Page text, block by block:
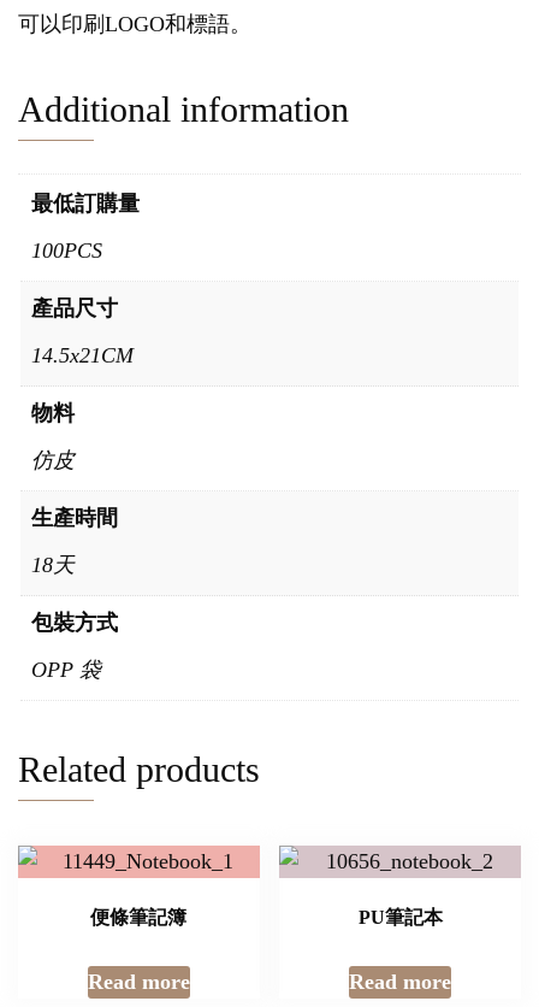
可以印刷LOGO和標語。
Additional information
最低訂購量
100PCS
產品尺寸
14.5x21CM
物料
仿皮
生產時間
18天
包裝方式
OPP 袋
Related products
便條筆記簿
Read more
PU筆記本
Read more